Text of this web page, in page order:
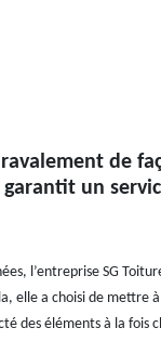
de
garantit un
l’entreprise SG
elle a choisi de mettre
des éléments à la fois